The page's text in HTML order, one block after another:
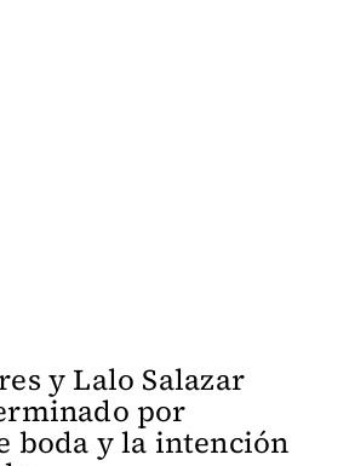
y Lalo Salazar
por
boda y la intención